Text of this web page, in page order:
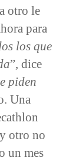
otro le
para
los que
”, dice
piden
Una
otro no
un mes